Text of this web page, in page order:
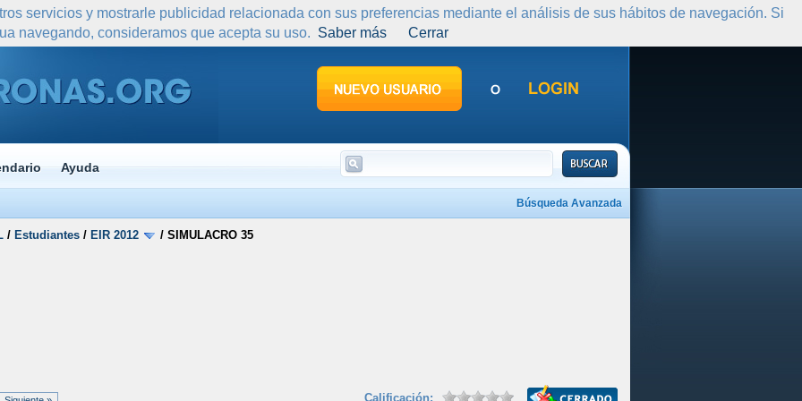
Ayuda
Búsqueda Avanzada
/ Estudiantes / EIR 2012 / SIMULACRO 35
Calificación:
servicios y mostrarle publicidad relacionada con sus preferencias mediante el análisis de sus hábitos de navegación. Si
navegando, consideramos que acepta su uso. Saber más Cerrar